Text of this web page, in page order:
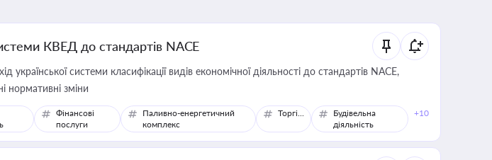
КВЕД до стандартів NACE
української системи класифікації видів економічної діяльності до стандартів NACE,
нормативні зміни
Фінансові
послуги
Паливно-енергетичний
комплекс
Торгівля
Будівельна
діяльність
+10